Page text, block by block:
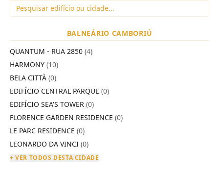
BALNEÁRIO CAMBORIÚ
QUANTUM - RUA 2850 (4)
HARMONY (10)
BELA CITTÀ (0)
EDIFÍCIO CENTRAL PARQUE (0)
EDIFÍCIO SEA'S TOWER (0)
FLORENCE GARDEN RESIDENCE (0)
LE PARC RESIDENCE (0)
LEONARDO DA VINCI (0)
+ VER TODOS DESTA CIDADE